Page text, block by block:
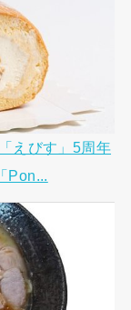
えびす」5周年
Pon...